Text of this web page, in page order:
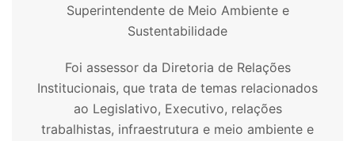
Superintendente de Meio Ambiente e
Sustentabilidade
Foi assessor da Diretoria de Relações
Institucionais, que trata de temas relacionados
ao Legislativo, Executivo, relações
trabalhistas, infraestrutura e meio ambiente e